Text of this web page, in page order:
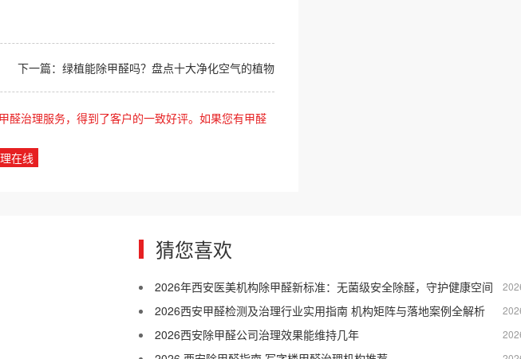
下一篇： 绿植能除甲醛吗？盘点十大净化空气的植物
醛治理服务，得到了客户的一致好评。如果您有甲醛
在线
猜您喜欢
2026年西安医美机构除甲醛新标准：无菌级安全除醛，守护健康空间
2026西安甲醛检测及治理行业实用指南 机构矩阵与落地案例全解析
2026西安除甲醛公司治理效果能维持几年